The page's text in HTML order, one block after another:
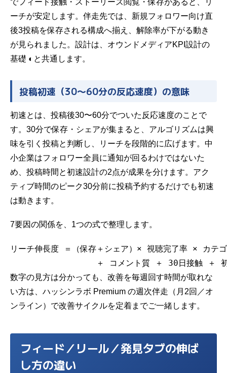
でフィード接触・ストーリーズ閲覧・保存があると、リ
ーチが安定します。伴走先では、新規フォロワー向け直
後3投稿を保存される構成へ揃え、解除率が下がる動き
が見られました。設計は、 オウンドメディアKPI設計の
基礎 ◐ と共通します。
投稿初速（30〜60分の反応速度）の意味
初速とは、投稿後30〜60分でついた反応速度のことで
す。30分で保存・シェアが集まると、アルゴリズムは興
味を引く投稿と判断し、リーチを段階的に広げます。中
小企業はフォロワー全員に通知が回るわけではないた
め、投稿時間と初速設計の2点が成果を分けます。アク
ティブ時間のピーク30分前に投稿予約するだけでも初速
は動きます。
7要因の関係を、1つの式で整理します。
リーチ伸長度 ＝（保存＋シェア）× 視聴完了率 × カテ
数字の見方は分かっても、改善を毎週回す時間が取れな
い方は、ハッシンラボ Premium の週次伴走（月2回／オ
ンライン）で改善サイクルを定着までご一緒します。
フィード／リール／発見タブの伸ば
し方の違い